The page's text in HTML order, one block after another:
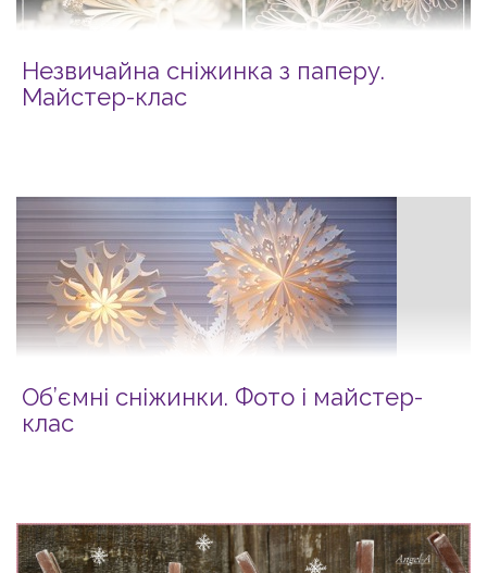
Незвичайна сніжинка з паперу.
Майстер-клас
Об’ємні сніжинки. Фото і майcтер-
клас